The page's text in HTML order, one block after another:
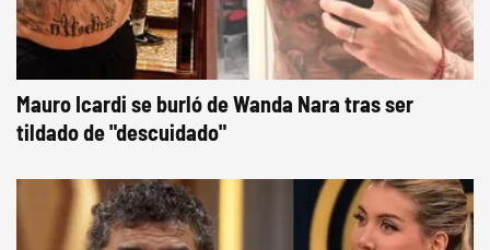
Mauro Icardi se burló de Wanda Nara tras ser
tildado de "descuidado"